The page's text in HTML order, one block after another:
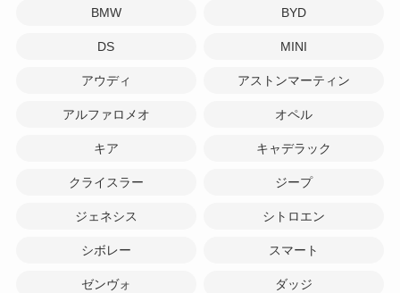
BMW BYD
DS MINI
アウディ アストンマーティン
アルファロメオ オペル
キア キャデラック
クライスラー ジープ
ジェネシス シトロエン
シボレー スマート
ゼンヴォ ダッジ